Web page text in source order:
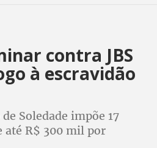
contra JBS
à escravidão
Soledade impõe 17
até R$ 300 mil por